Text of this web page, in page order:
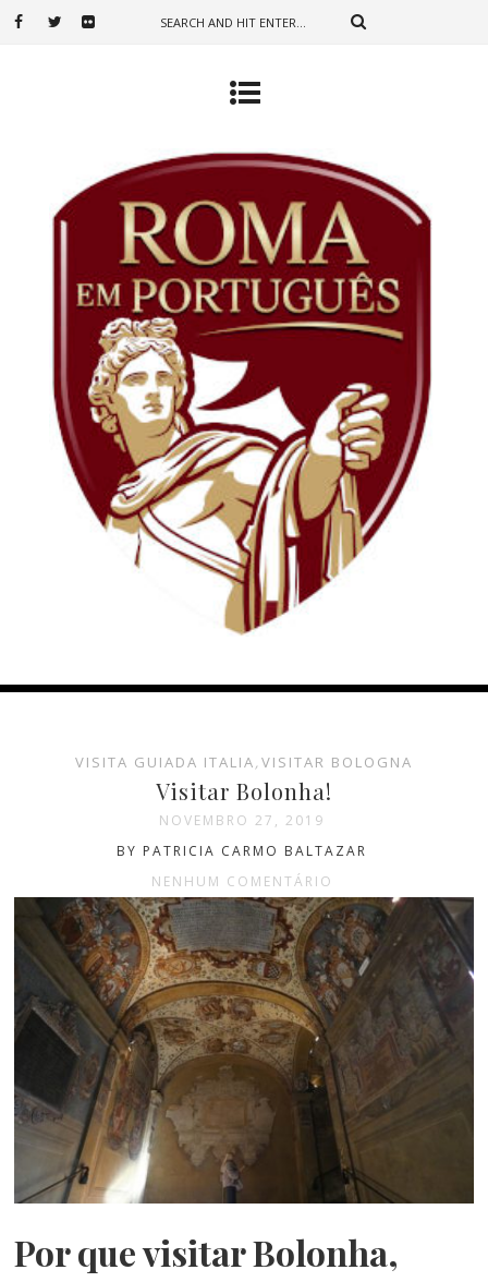
VISITA GUIADA ITALIA, VISITAR BOLOGNA
Visitar Bolonha!
NOVEMBRO 27, 2019
BY PATRICIA CARMO BALTAZAR
NENHUM COMENTÁRIO
Por que visitar Bolonha,